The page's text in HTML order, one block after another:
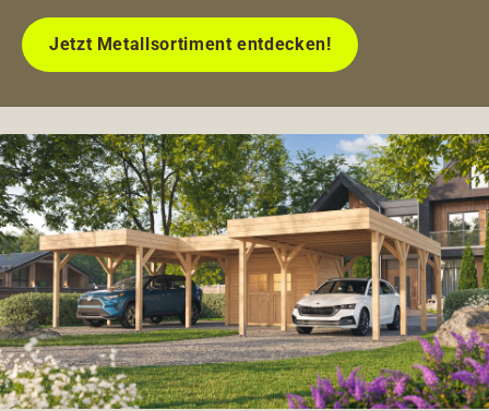
Jetzt Metallsortiment entdecken!